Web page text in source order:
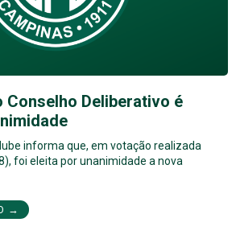
Conselho Deliberativo é
informa que, em votação realizada
foi eleita por unanimidade a nova
→